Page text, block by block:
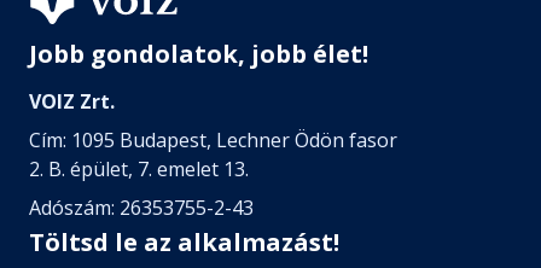
Jobb gondolatok, jobb élet!
VOIZ Zrt.
Cím: 1095 Budapest, Lechner Ödön fasor
2. B. épület, 7. emelet 13.
Adószám: 26353755-2-43
Töltsd le az alkalmazást!